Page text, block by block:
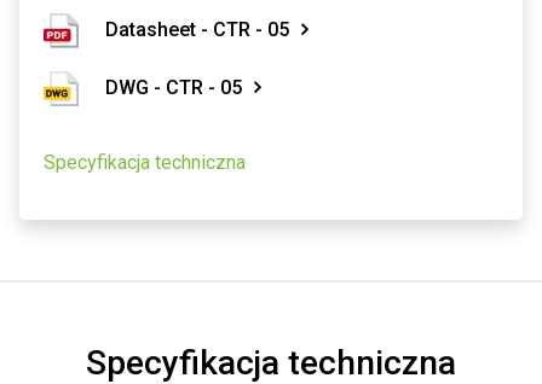
Datasheet - CTR - 05
DWG - CTR - 05
Specyfikacja techniczna
Specyfikacja techniczna